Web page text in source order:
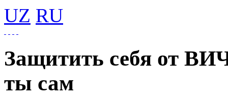
UZ RU
Защитить себя от
ты сам